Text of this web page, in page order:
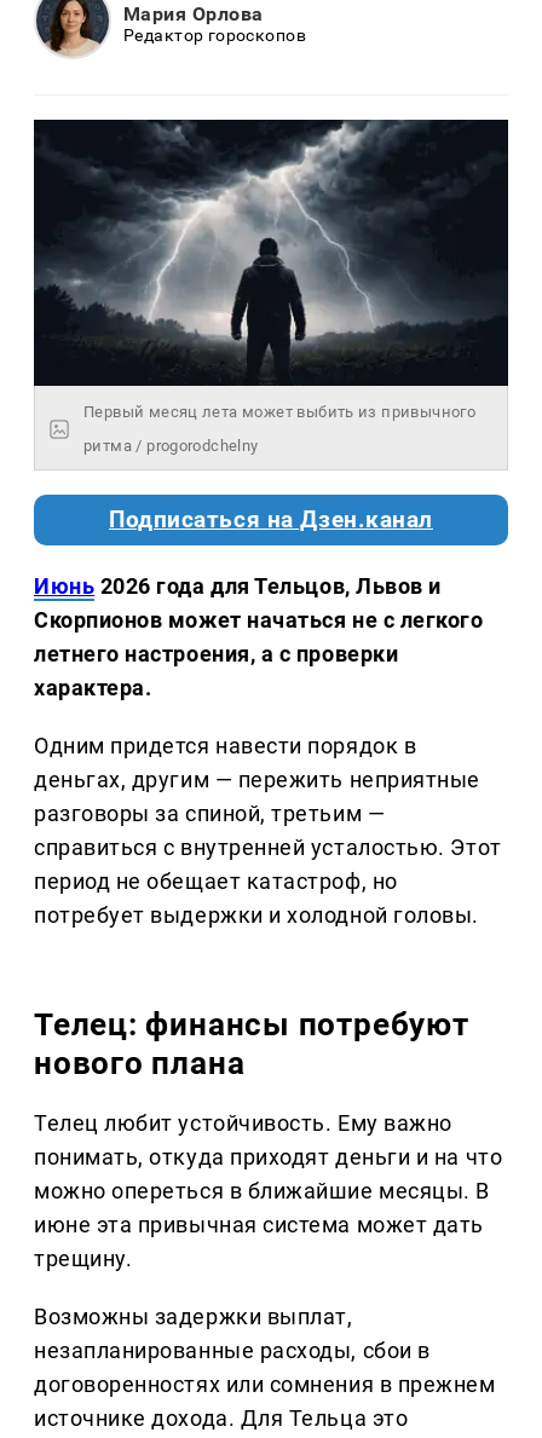
Мария Орлова
Редактор гороскопов
Первый месяц лета может выбить из привычного
ритма / progorodchelny
Подписаться на Дзен.канал
Июнь 2026 года для Тельцов, Львов и
Скорпионов может начаться не с легкого
летнего настроения, а с проверки
характера.
Одним придется навести порядок в
деньгах, другим — пережить неприятные
разговоры за спиной, третьим —
справиться с внутренней усталостью. Этот
период не обещает катастроф, но
потребует выдержки и холодной головы.
Телец: финансы потребуют
нового плана
Телец любит устойчивость. Ему важно
понимать, откуда приходят деньги и на что
можно опереться в ближайшие месяцы. В
июне эта привычная система может дать
трещину.
Возможны задержки выплат,
незапланированные расходы, сбои в
договоренностях или сомнения в прежнем
источнике дохода. Для Тельца это